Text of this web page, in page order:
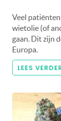
Veel
wietolie (of
gaan. Dit zijn
Europa.
LEES